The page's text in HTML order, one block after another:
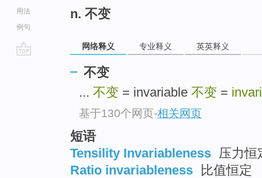
用法
例句
n. 不变
网络释义 专业释义 英英释义
不变
... 不变 = invariable 不变 =
基于130个网页-相关网页
短语
Tensility Invariableness 压力恒
Ratio invariableness
比值恒定